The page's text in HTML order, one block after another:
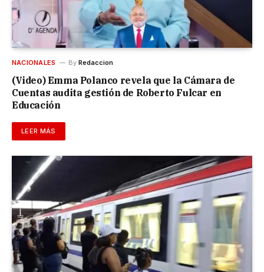
NACIONALES By Redaccion
(Video) Emma Polanco revela que la Cámara de
Cuentas audita gestión de Roberto Fulcar en
Educación
LEER MÁS